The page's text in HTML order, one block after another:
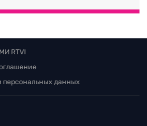
RTVI
персональных данных